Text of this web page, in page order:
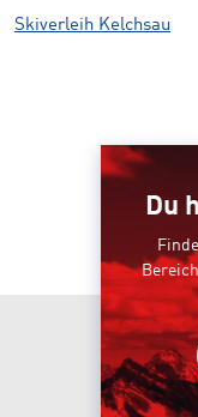
Skiverleih Kelchsau
Du